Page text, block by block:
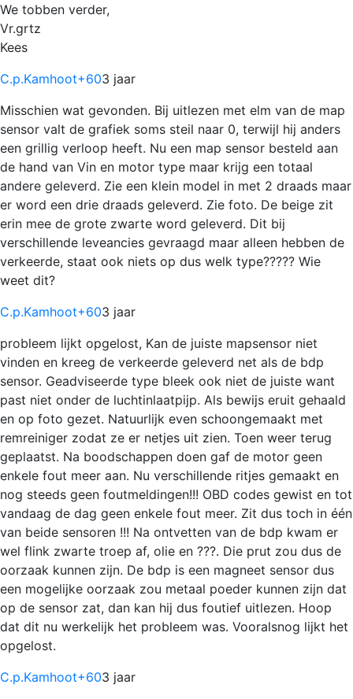
We tobben verder,
Vr.grtz
Kees
C.p.Kamhoot+603 jaar
Misschien wat gevonden. Bij uitlezen met elm van de map
sensor valt de grafiek soms steil naar 0, terwijl hij anders
een grillig verloop heeft. Nu een map sensor besteld aan
de hand van Vin en motor type maar krijg een totaal
andere geleverd. Zie een klein model in met 2 draads maar
er word een drie draads geleverd. Zie foto. De beige zit
erin mee de grote zwarte word geleverd. Dit bij
verschillende leveancies gevraagd maar alleen hebben de
verkeerde, staat ook niets op dus welk type????? Wie
weet dit?
C.p.Kamhoot+603 jaar
probleem lijkt opgelost, Kan de juiste mapsensor niet
vinden en kreeg de verkeerde geleverd net als de bdp
sensor. Geadviseerde type bleek ook niet de juiste want
past niet onder de luchtinlaatpijp. Als bewijs eruit gehaald
en op foto gezet. Natuurlijk even schoongemaakt met
remreiniger zodat ze er netjes uit zien. Toen weer terug
geplaatst. Na boodschappen doen gaf de motor geen
enkele fout meer aan. Nu verschillende ritjes gemaakt en
nog steeds geen foutmeldingen!!! OBD codes gewist en tot
vandaag de dag geen enkele fout meer. Zit dus toch in één
van beide sensoren !!! Na ontvetten van de bdp kwam er
wel flink zwarte troep af, olie en ???. Die prut zou dus de
oorzaak kunnen zijn. De bdp is een magneet sensor dus
een mogelijke oorzaak zou metaal poeder kunnen zijn dat
op de sensor zat, dan kan hij dus foutief uitlezen. Hoop
dat dit nu werkelijk het probleem was. Vooralsnog lijkt het
opgelost.
C.p.Kamhoot+603 jaar